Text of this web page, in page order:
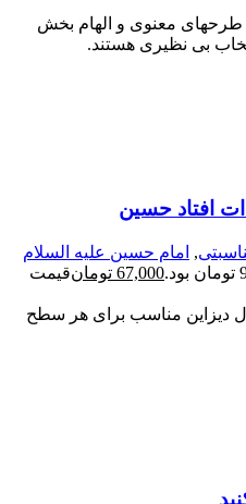
طرحهای معنوی و الهام بخش
بی نظیری هستند.
ات افتاد حسین
, امام حسین علیه السلام
67,000 تومانقیمت
دیزاین مناسب برای هر سطح